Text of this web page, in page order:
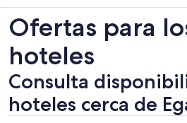
Ofertas para
hoteles
Consulta
hoteles cerca de